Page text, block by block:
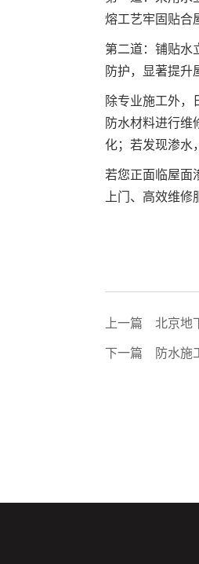
熔工艺牢固贴合
第二道：铺贴水
防护，显著提升
除专业施工外，
防水材料进行维
化；若发现渗水
若您正面临屋面
上门、高效维
上一篇 北京地
下一篇 防水施